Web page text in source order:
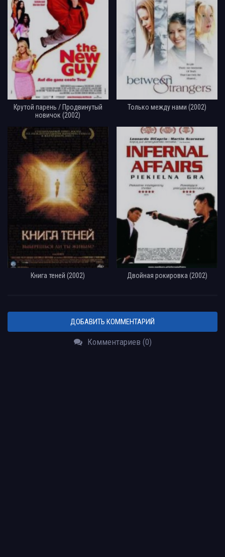
Крутой парень / Продвинутый
новичок (2002)
Только между нами (2002)
Книга теней (2002) Двойная рокировка (2002)
ДОБАВИТЬ КОММЕНТАРИЙ
Комментариев (0)